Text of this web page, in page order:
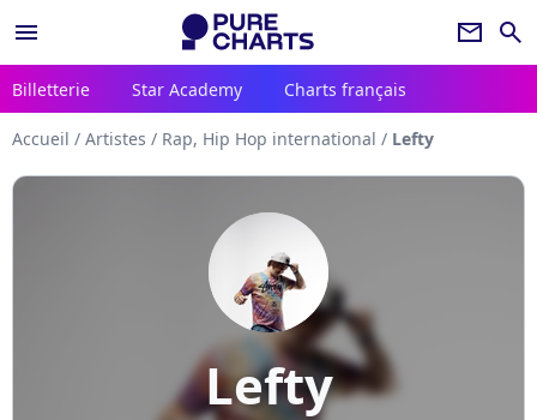
menu newsletter search
Billetterie Star Academy Charts français
Accueil / Artistes / Rap, Hip Hop international / Lefty
Lefty